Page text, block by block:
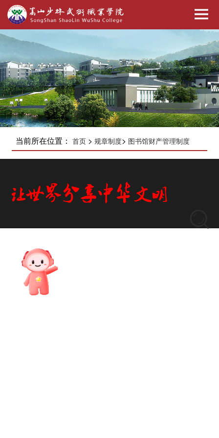
当前所在位置： 首页> 规章制度> 图书馆财产管理制度